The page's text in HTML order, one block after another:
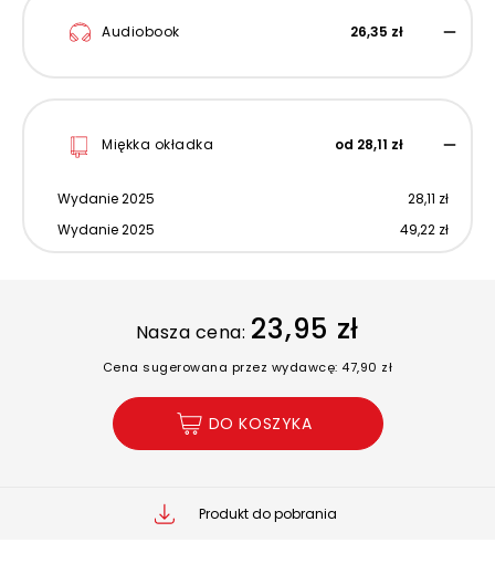
Audiobook 26,35 zł
Miękka okładka od 28,11 zł
Wydanie 2025
28,11 zł
Wydanie 2025
49,22 zł
Nasza cena: 23,95 zł
Cena sugerowana przez wydawcę: 47,90 zł
DO KOSZYKA
Produkt do pobrania